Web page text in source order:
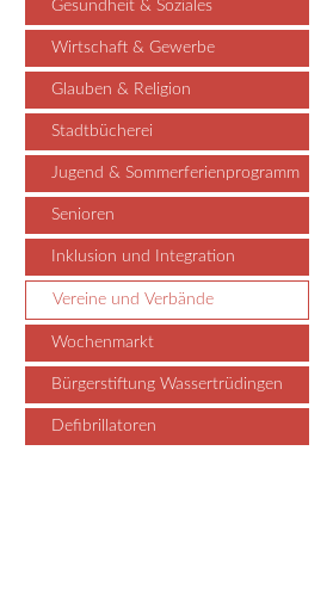
Gesundheit & Soziales
Wirtschaft & Gewerbe
Glauben & Religion
Stadtbücherei
Jugend & Sommerferienprogramm
Senioren
Inklusion und Integration
Vereine und Verbände
Wochenmarkt
Bürgerstiftung Wassertrüdingen
Defibrillatoren